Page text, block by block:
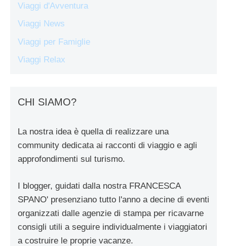
Viaggi d'Avventura
Viaggi News
Viaggi per Famiglie
Viaggi Relax
CHI SIAMO?
La nostra idea è quella di realizzare una
community dedicata ai racconti di viaggio e agli
approfondimenti sul turismo.
I blogger, guidati dalla nostra FRANCESCA
SPANO' presenziano tutto l'anno a decine di eventi
organizzati dalle agenzie di stampa per ricavarne
consigli utili a seguire individualmente i viaggiatori
a costruire le proprie vacanze.